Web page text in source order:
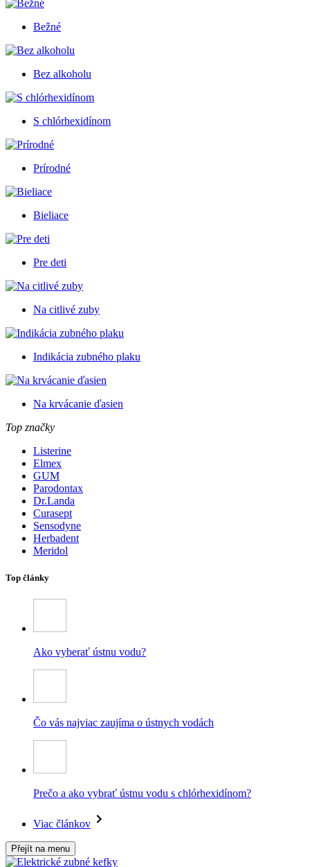
Bežné
Bez alkoholu
S chlórhexidínom
Prírodné
Bieliace
Pre deti
Na citlivé zuby
Indikácia zubného plaku
Na krvácanie ďasien
Top značky
Listerine
Elmex
GUM
Parodontax
Dr.Landa
Curasept
Sensodyne
Herbadent
Meridol
Top články
Ako vyberať ústnu vodu?
Čo vás najviac zaujíma o ústnych vodách
Prečo a ako vybrať ústnu vodu s chlórhexidínom?
Viac článkov
Přejít na menu